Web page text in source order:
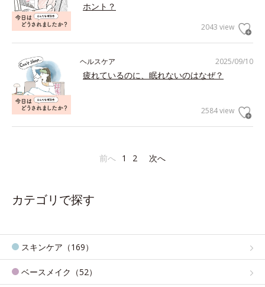
ホント？
2043 view
2025/09/10
ヘルスケア
疲れているのに、眠れないのはなぜ？
2584 view
前へ 1 2 次へ
カテゴリで探す
スキンケア（169）
ベースメイク（52）